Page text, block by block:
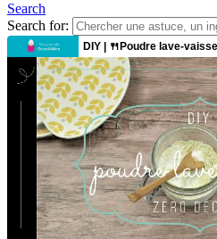
Search
Search for: